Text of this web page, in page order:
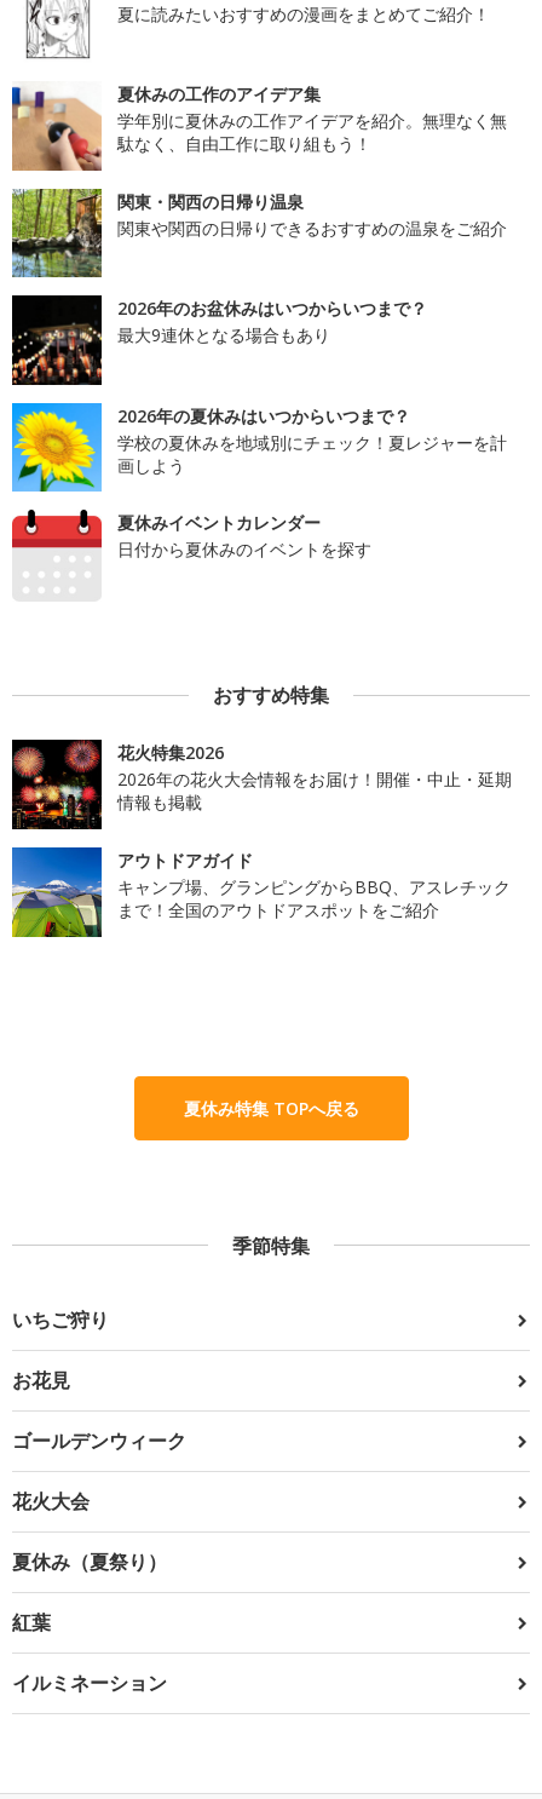
夏に読みたいおすすめの漫画をまとめてご紹介！
夏休みの工作のアイデア集
学年別に夏休みの工作アイデアを紹介。無理なく無
駄なく、自由工作に取り組もう！
関東・関西の日帰り温泉
関東や関西の日帰りできるおすすめの温泉をご紹介
2026年のお盆休みはいつからいつまで？
最大9連休となる場合もあり
2026年の夏休みはいつからいつまで？
学校の夏休みを地域別にチェック！夏レジャーを計
画しよう
夏休みイベントカレンダー
日付から夏休みのイベントを探す
おすすめ特集
花火特集2026
2026年の花火大会情報をお届け！開催・中止・延期
情報も掲載
アウトドアガイド
キャンプ場、グランピングからBBQ、アスレチック
まで！全国のアウトドアスポットをご紹介
夏休み特集 TOPへ戻る
季節特集
いちご狩り
お花見
ゴールデンウィーク
花火大会
夏休み（夏祭り）
紅葉
イルミネーション